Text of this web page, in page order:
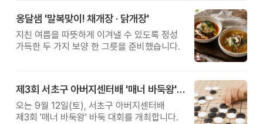
옹달샘 '말복맞이! 채개장 · 닭개장'
지친 여름을 따뜻하게 이겨낼 수 있도록 정성
가득한 두 가지 보양 한 그릇을 준비했습니다.
제3회 서초구 아버지센터배 '매너 바둑왕' 대회
오는 9월 12일(토), 서초구 아버지센터배
제3회 '매너 바둑왕' 바둑 대회를 개최합니다.